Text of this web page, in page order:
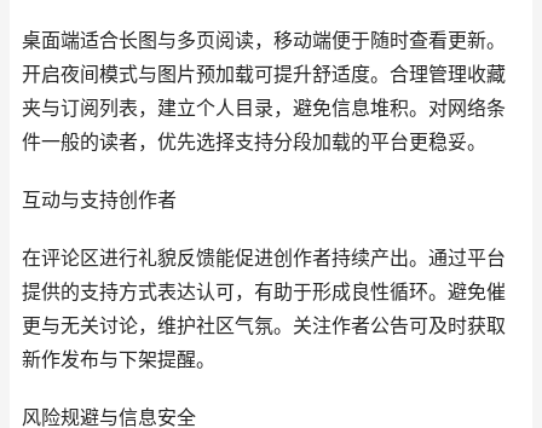
桌面端适合长图与多页阅读，移动端便于随时查看更新。
开启夜间模式与图片预加载可提升舒适度。合理管理收藏
夹与订阅列表，建立个人目录，避免信息堆积。对网络条
件一般的读者，优先选择支持分段加载的平台更稳妥。
互动与支持创作者
在评论区进行礼貌反馈能促进创作者持续产出。通过平台
提供的支持方式表达认可，有助于形成良性循环。避免催
更与无关讨论，维护社区气氛。关注作者公告可及时获取
新作发布与下架提醒。
风险规避与信息安全